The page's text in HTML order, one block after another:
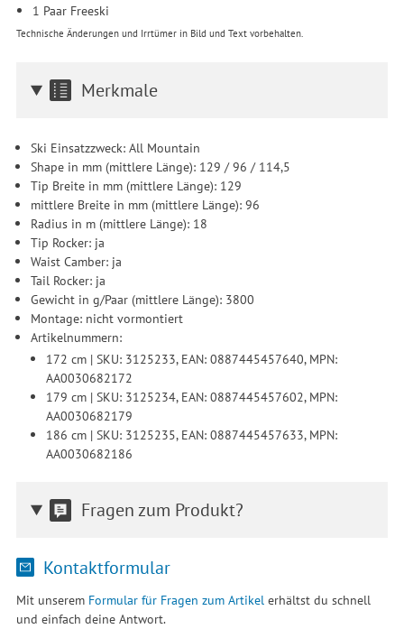
1 Paar Freeski
Technische Änderungen und Irrtümer in Bild und Text vorbehalten.
Merkmale
Ski Einsatzzweck: All Mountain
Shape in mm (mittlere Länge): 129 / 96 / 114,5
Tip Breite in mm (mittlere Länge): 129
mittlere Breite in mm (mittlere Länge): 96
Radius in m (mittlere Länge): 18
Tip Rocker: ja
Waist Camber: ja
Tail Rocker: ja
Gewicht in g/Paar (mittlere Länge): 3800
Montage: nicht vormontiert
Artikelnummern:
172 cm | SKU: 3125233, EAN: 0887445457640, MPN:
AA0030682172
179 cm | SKU: 3125234, EAN: 0887445457602, MPN:
AA0030682179
186 cm | SKU: 3125235, EAN: 0887445457633, MPN:
AA0030682186
Fragen zum Produkt?
Kontaktformular
Mit unserem Formular für Fragen zum Artikelerhältst du schnell
und einfach deine Antwort.